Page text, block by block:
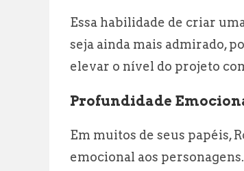
Essa habilidade de criar
seja ainda mais admirado,
elevar o nível do projeto
Profundidade
Em muitos de seus papéis,
emocional aos